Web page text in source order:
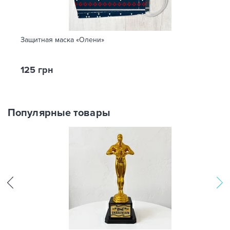
Защитная маска «Олени»
125 грн
Популярные товары